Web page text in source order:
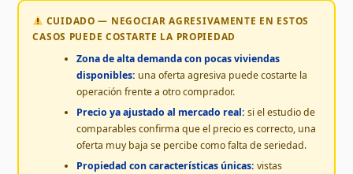
CUIDADO — NEGOCIAR AGRESIVAMENTE EN ESTOS
CASOS PUEDE COSTARTE LA PROPIEDAD
Zona de alta demanda con pocas viviendas
disponibles: una oferta agresiva puede costarte la
operación frente a otro comprador.
Precio ya ajustado al mercado real: si el estudio de
comparables confirma que el precio es correcto, una
oferta muy baja se percibe como falta de seriedad.
Propiedad con características únicas: vistas